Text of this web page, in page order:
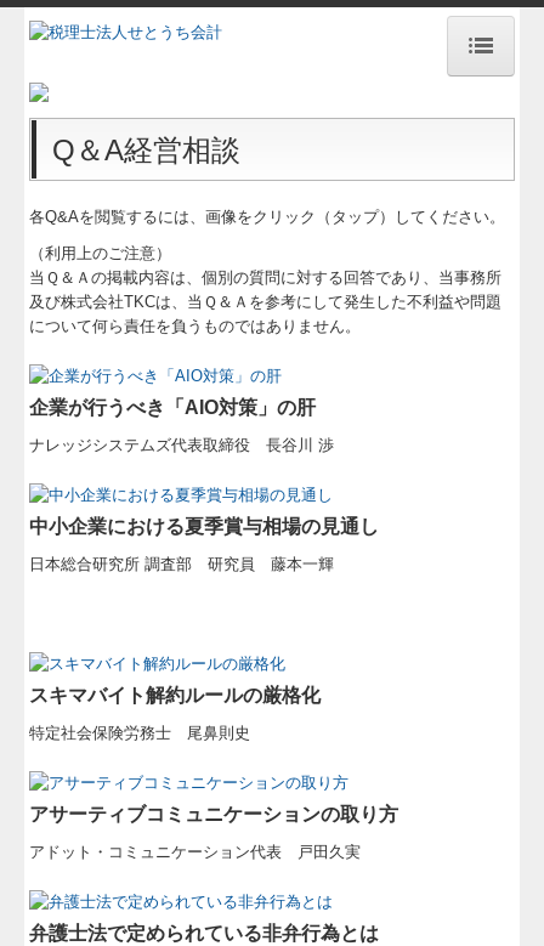
HOME
事務所紹介
業務案内
求人情報
交通案内
お問合せ
経営支援セミナー
経営者塾
経営計画の基礎知識
経営革新等支援機関とは
個人情報保護について
Q＆A経営相談
各Q&Aを閲覧するには、画像をクリック（タップ）してください。
（利用上のご注意）
当Ｑ＆Ａの掲載内容は、個別の質問に対する回答であり、当事務所
及び株式会社TKCは、当Ｑ＆Ａを参考にして発生した不利益や問題
について何ら責任を負うものではありません。
企業が行うべき「AIO対策」の肝
ナレッジシステムズ代表取締役 長谷川 渉
中小企業における夏季賞与相場の見通し
日本総合研究所 調査部 研究員 藤本一輝
スキマバイト解約ルールの厳格化
特定社会保険労務士 尾鼻則史
アサーティブコミュニケーションの取り方
アドット・コミュニケーション代表 戸田久実
弁護士法で定められている非弁行為とは